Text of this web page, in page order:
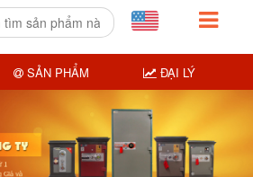
SẢN PHẨM ĐẠI LÝ